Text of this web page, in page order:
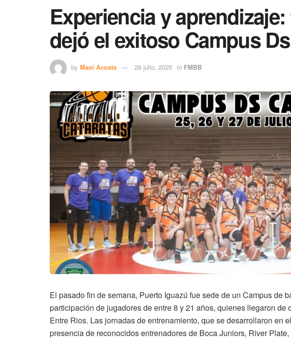
Experiencia y
dejó el exitoso Campus
by Maxi Acosta 28 julio, 2025 in FMBB
El pasado fin de semana, Puerto Iguazú fue sede de un Campus de
participación de jugadores de entre 8 y 21 años, quienes llegaron de
Entre Rios. Las jornadas de entrenamiento, que se desarrollaron en
presencia de reconocidos entrenadores de Boca Juniors, River